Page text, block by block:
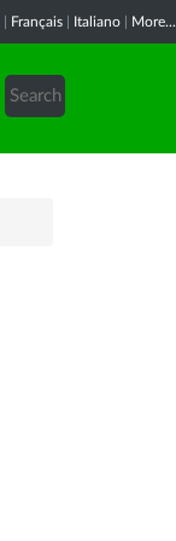
Français Italiano More...